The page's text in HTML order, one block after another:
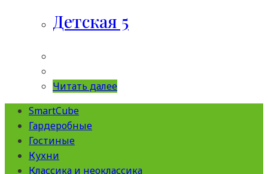
Детская 5
Читать далее
SmartCube
Гардеробные
Гостиные
Кухни
Классика и неоклассика